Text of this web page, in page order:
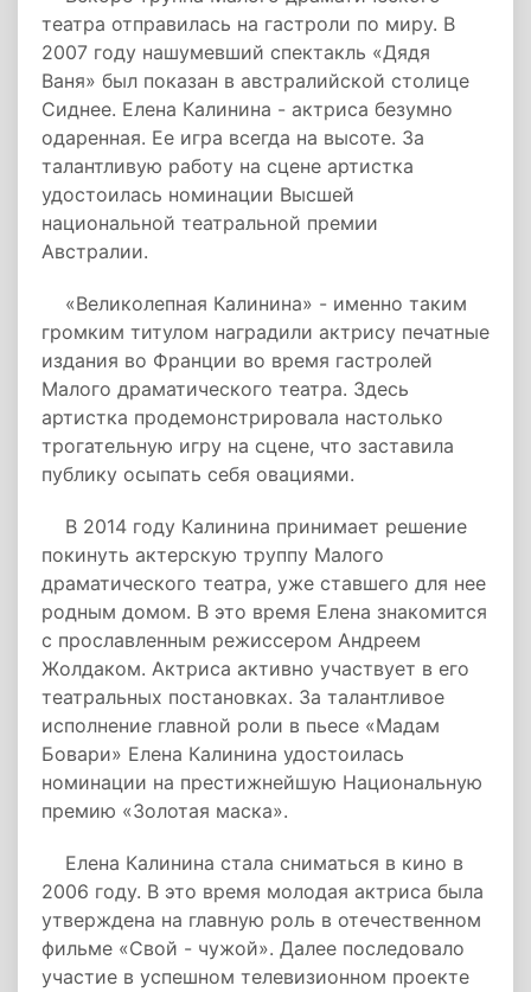
театра отправилась на гастроли по миру. В
2007 году нашумевший спектакль «Дядя
Ваня» был показан в австралийской столице
Сиднее. Елена Калинина - актриса безумно
одаренная. Ее игра всегда на высоте. За
талантливую работу на сцене артистка
удостоилась номинации Высшей
национальной театральной премии
Австралии.
«Великолепная Калинина» - именно таким
громким титулом наградили актрису печатные
издания во Франции во время гастролей
Малого драматического театра. Здесь
артистка продемонстрировала настолько
трогательную игру на сцене, что заставила
публику осыпать себя овациями.
В 2014 году Калинина принимает решение
покинуть актерскую труппу Малого
драматического театра, уже ставшего для нее
родным домом. В это время Елена знакомится
с прославленным режиссером Андреем
Жолдаком. Актриса активно участвует в его
театральных постановках. За талантливое
исполнение главной роли в пьесе «Мадам
Бовари» Елена Калинина удостоилась
номинации на престижнейшую Национальную
премию «Золотая маска».
Елена Калинина стала сниматься в кино в
2006 году. В это время молодая актриса была
утверждена на главную роль в отечественном
фильме «Свой - чужой». Далее последовало
участие в успешном телевизионном проекте